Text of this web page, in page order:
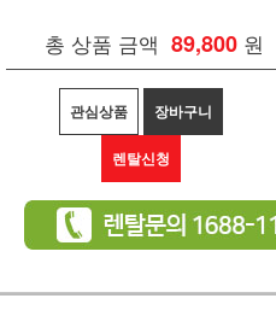
총 상품 금액 89,800 원
관심상품 장바구니
렌탈신청